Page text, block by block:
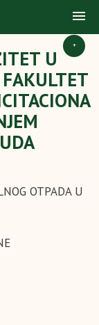
+
U
OTPADA U